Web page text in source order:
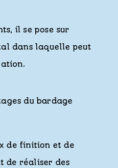
il se pose sur
dans laquelle peut
du bardage
de finition et de
de réaliser des